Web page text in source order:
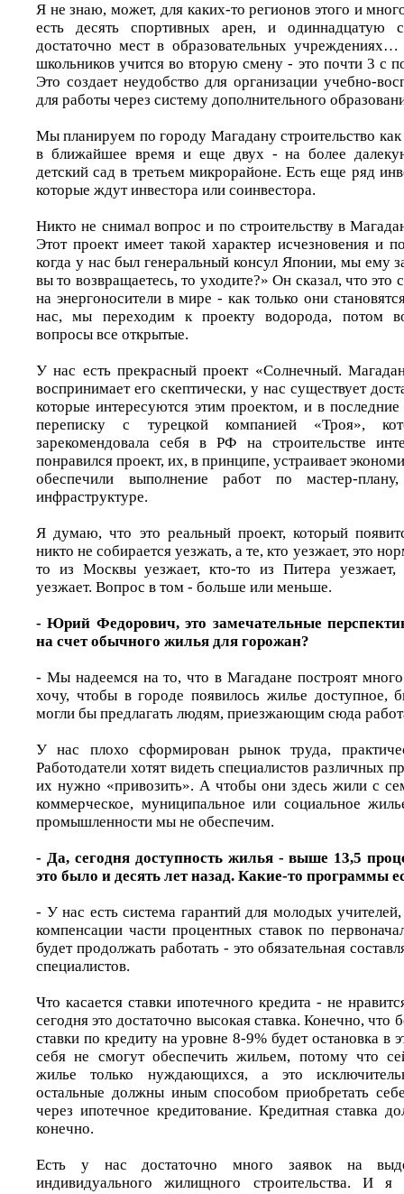
Я не знаю, может, для каких-то регионов этого и
есть десять спортивных арен, и одиннадцатую
достаточно мест в образовательных
школьников учится во вторую смену - это почти 3 с
Это создает неудобство для организации учебно-
для работы через систему дополнительного
Мы планируем по городу Магадану строительство
в ближайшее время и еще двух - на более
детский сад в третьем микрорайоне. Есть еще ряд
которые ждут инвестора или соинвестора.
Никто не снимал вопрос и по строительству в
Этот проект имеет такой характер исчезновения и
когда у нас был генеральный консул Японии, мы ему
вы то возвращаетесь, то уходите?» Он сказал, что это
на энергоносители в мире - как только они
нас, мы переходим к проекту водорода, потом
вопросы все открытые.
У нас есть прекрасный проект «Солнечный.
воспринимает его скептически, у нас существует
которые интересуются этим проектом, и в
переписку с турецкой компанией «Троя»,
зарекомендовала себя в РФ на строительстве
понравился проект, их, в принципе, устраивает
обеспечили выполнение работ по мастер-
инфраструктуре.
Я думаю, что это реальный проект, который
никто не собирается уезжать, а те, кто уезжает, это
то из Москвы уезжает, кто-то из Питера
уезжает. Вопрос в том - больше или меньше.
- Юрий Федорович, это замечательные
на счет обычного жилья для горожан?
- Мы надеемся на то, что в Магадане построят
хочу, чтобы в городе появилось жилье доступное,
могли бы предлагать людям, приезжающим сюда
У нас плохо сформирован рынок труда,
Работодатели хотят видеть специалистов различных
их нужно «привозить». А чтобы они здесь жили с
коммерческое, муниципальное или социальное
промышленности мы не обеспечим.
- Да, сегодня доступность жилья - выше 13,5
это было и десять лет назад. Какие-то программы
- У нас есть система гарантий для молодых
компенсации части процентных ставок по
будет продолжать работать - это обязательная
специалистов.
Что касается ставки ипотечного кредита - не
сегодня это достаточно высокая ставка. Конечно, что
ставки по кредиту на уровне 8-9% будет остановка в
себя не смогут обеспечить жильем, потому что
жилье только нуждающихся, а это
остальные должны иным способом приобретать
через ипотечное кредитование. Кредитная ставка
конечно.
Есть у нас достаточно много заявок на
индивидуального жилищного строительства. И